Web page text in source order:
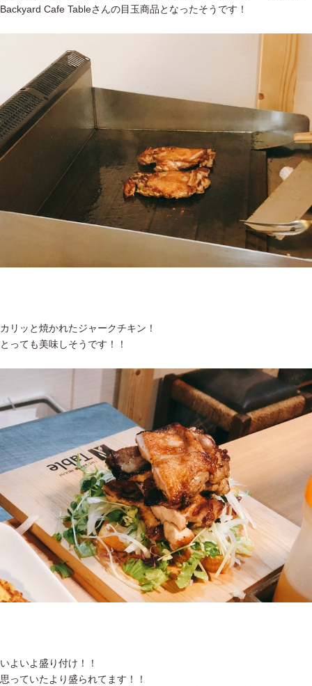
Backyard Cafe Tableさんの目玉商品となったそうです！
カリッと焼かれたジャークチキン！
とっても美味しそうです！！
いよいよ盛り付け！！
思っていたより盛られてます！！